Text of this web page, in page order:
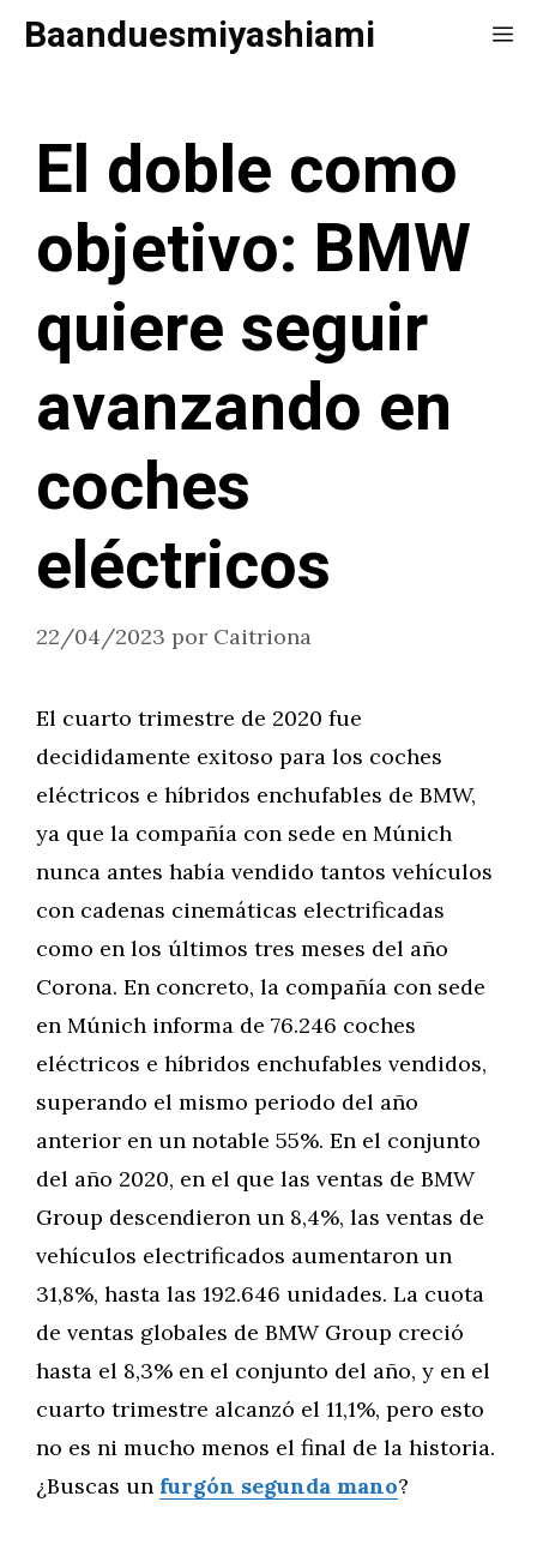
SaltarBaanduesmiyashiami
El doble como
objetivo: BMW
quiere seguir
avanzando en
coches
eléctricos
22/04/2023 por Caitriona
El cuarto trimestre de 2020 fue
decididamente exitoso para los coches
eléctricos e híbridos enchufables de BMW,
ya que la compañía con sede en Múnich
nunca antes había vendido tantos vehículos
con cadenas cinemáticas electrificadas
como en los últimos tres meses del año
Corona. En concreto, la compañía con sede
en Múnich informa de 76.246 coches
eléctricos e híbridos enchufables vendidos,
superando el mismo periodo del año
anterior en un notable 55%. En el conjunto
del año 2020, en el que las ventas de BMW
Group descendieron un 8,4%, las ventas de
vehículos electrificados aumentaron un
31,8%, hasta las 192.646 unidades. La cuota
de ventas globales de BMW Group creció
hasta el 8,3% en el conjunto del año, y en el
cuarto trimestre alcanzó el 11,1%, pero esto
no es ni mucho menos el final de la historia.
¿Buscas un furgón segunda mano?